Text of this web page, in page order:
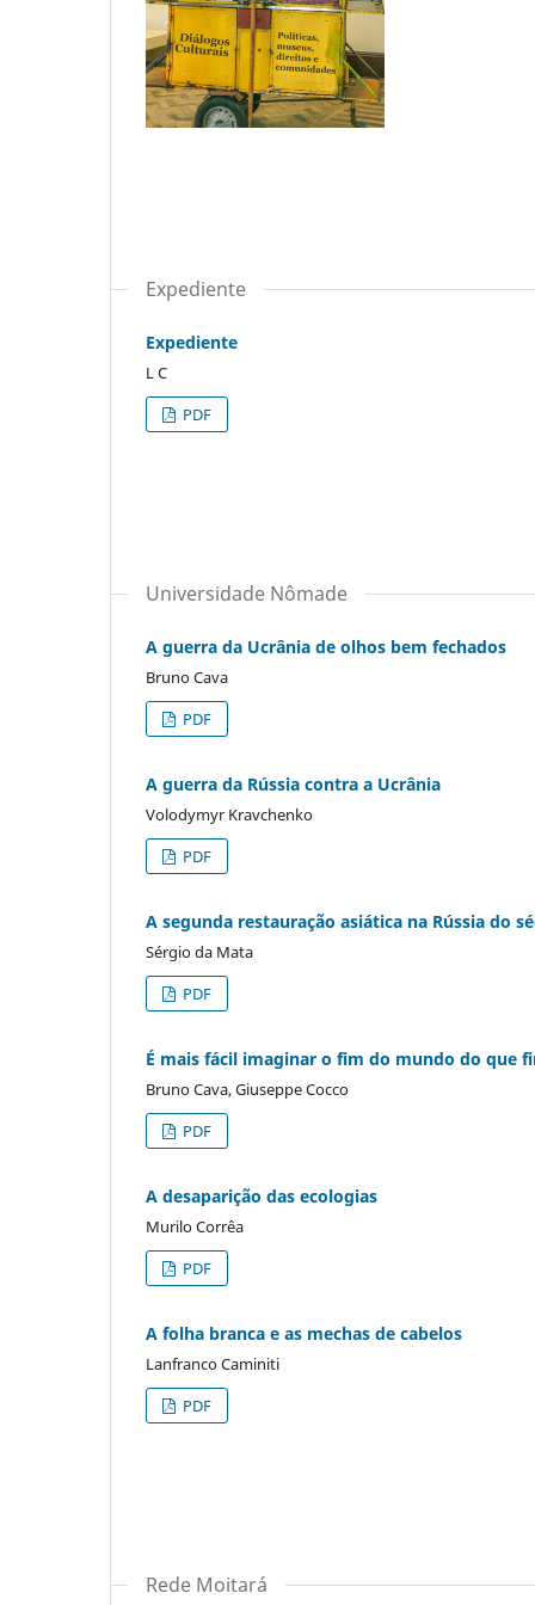
Expediente
Expediente
L C
PDF
Universidade Nômade
A guerra da Ucrânia de olhos bem fechados
Bruno Cava
PDF
A guerra da Rússia contra a Ucrânia
Volodymyr Kravchenko
PDF
A segunda restauração asiática na Rússia do
Sérgio da Mata
PDF
É mais fácil imaginar o fim do mundo do que
Bruno Cava, Giuseppe Cocco
PDF
A desaparição das ecologias
Murilo Corrêa
PDF
A folha branca e as mechas de cabelos
Lanfranco Caminiti
PDF
Rede Moitará